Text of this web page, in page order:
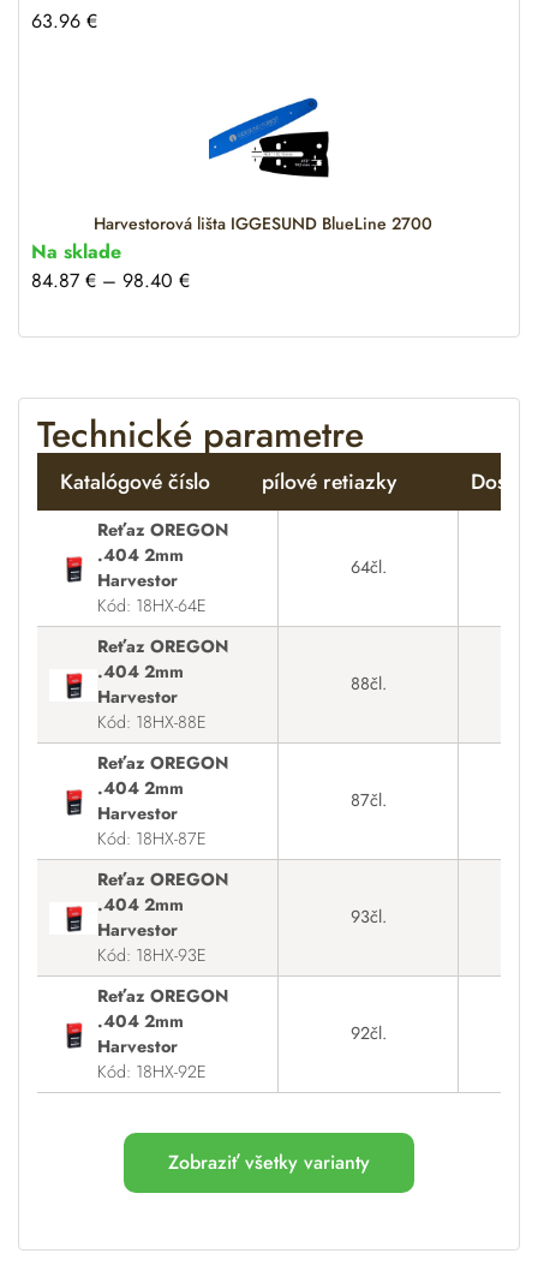
63.96 €
Harvestorová lišta IGGESUND BlueLine 2700
Na sklade
84.87 € – 98.40 €
Technické parametre
Katalógové číslo pílové retiazky
Reťaz OREGON
.404 2mm
Harvestor
Kód: 18HX-64E
64čl.
Reťaz OREGON
.404 2mm
Harvestor
Kód: 18HX-88E
88čl.
Reťaz OREGON
.404 2mm
Harvestor
Kód: 18HX-87E
87čl.
Reťaz OREGON
.404 2mm
Harvestor
Kód: 18HX-93E
93čl.
Reťaz OREGON
.404 2mm
Harvestor
Kód: 18HX-92E
92čl.
Zobraziť všetky varianty